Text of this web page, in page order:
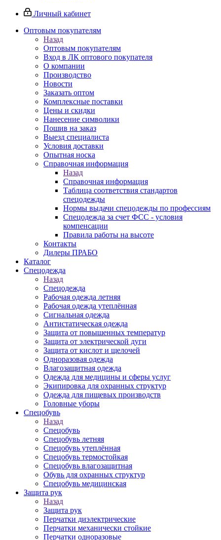
Личный кабинет
Оптовым покупателям
Назад
Оптовым покупателям
Вход в ЛК оптового покупателя
О компании
Производство
Новости
Заказать оптом
Комплексные поставки
Цены и скидки
Нанесение символики
Пошив на заказ
Выезд специалиста
Условия доставки
Опытная носка
Справочная информация
Назад
Справочная информация
Таблица соответствия стандартов
спецодежды
Нормы выдачи спецодежды по профессиям
Спецодежда за счет ФСС - условия
компенсации
Правила работы на высоте
Контакты
Дилеры ПРАБО
Каталог
Спецодежда
Назад
Спецодежда
Рабочая одежда летняя
Рабочая одежда утеплённая
Сигнальная одежда
Антистатическая одежда
Защита от повышенных температур
Защита от электрической дуги
Защита от кислот и щелочей
Одноразовая одежда
Влагозащитная одежда
Одежда для медицины и сферы услуг
Экипировка для охранных структур
Одежда для пищевых производств
Головные уборы
Спецобувь
Назад
Спецобувь
Спецобувь летняя
Спецобувь утеплённая
Спецобувь термостойкая
Спецобувь влагозащитная
Обувь для охранных структур
Спецобувь медицинская
Защита рук
Назад
Защита рук
Перчатки диэлектрические
Перчатки механически стойкие
Перчатки одноразовые